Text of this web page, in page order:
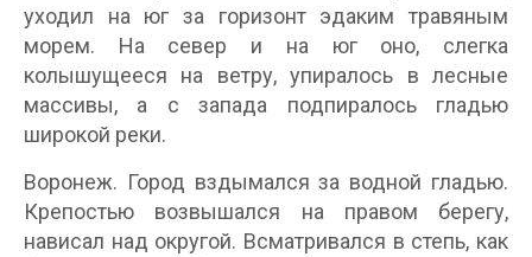
уходил на юг за горизонт эдаким травяным
морем. На север и на юг оно, слегка
колышущееся на ветру, упиралось в лесные
массивы, а с запада подпиралось гладью
широкой реки.
Воронеж. Город вздымался за водной гладью.
Крепостью возвышался на правом берегу,
нависал над округой. Всматривался в степь, как